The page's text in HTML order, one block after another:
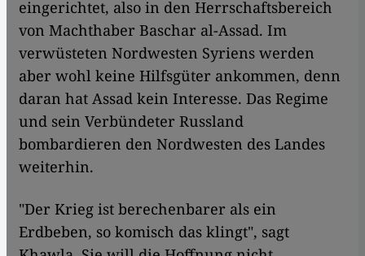
eingerichtet, also in den Herrschaftsbereich
von Machthaber Baschar al-Assad. Im
verwüsteten Nordwesten Syriens werden
aber wohl keine Hilfsgüter ankommen, denn
daran hat Assad kein Interesse. Das Regime
und sein Verbündeter Russland
bombardieren den Nordwesten des Landes
weiterhin.
"Der Krieg ist berechenbarer als ein
Erdbeben, so komisch das klingt", sagt